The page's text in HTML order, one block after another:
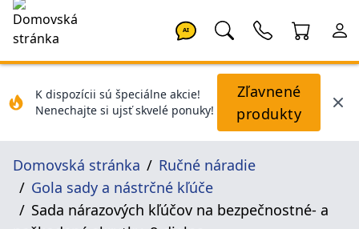
AI
K dispozícii sú špeciálne akcie!
Nenechajte si ujsť skvelé ponuky!
Zľavnené
produkty
Domovská stránka
Ručné náradie
Gola sady a nástrčné kľúče
Sada nárazových kľúčov na bezpečnostné- a